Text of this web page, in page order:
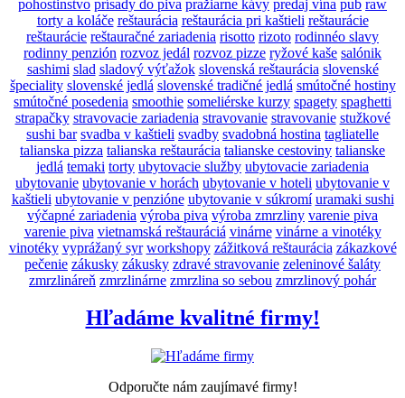
pohostinstvo prísady do piva pražiarne kávy predaj vína pub raw
torty a koláče reštaurácia reštaurácia pri kaštieli reštaurácie
reštaurácie reštauračné zariadenia risotto rizoto rodinnéo slavy
rodinny penzión rozvoz jedál rozvoz pizze ryžové kaše salónik
sashimi slad sladový výťažok slovenská reštaurácia slovenské
špeciality slovenské jedlá slovenské tradičné jedlá smútočné hostiny
smútočné posedenia smoothie someliérske kurzy spagety spaghetti
strapačky stravovacie zariadenia stravovanie stravovanie stužkové
sushi bar svadba v kaštieli svadby svadobná hostina tagliatelle
talianska pizza talianska reštaurácia talianske cestoviny talianske
jedlá temaki torty ubytovacie služby ubytovacie zariadenia
ubytovanie ubytovanie v horách ubytovanie v hoteli ubytovanie v
kaštieli ubytovanie v penzióne ubytovanie v súkromí uramaki sushi
výčapné zariadenia výroba piva výroba zmrzliny varenie piva
varenie piva vietnamská reštauráciá vinárne vinárne a vinotéky
vinotéky vyprážaný syr workshopy zážitková reštaurácia zákazkové
pečenie zákusky zákusky zdravé stravovanie zeleninové šaláty
zmrzlináreň zmrzlinárne zmrzlina so sebou zmrzlinový pohár
Hľadáme kvalitné firmy!
Odporučte nám zaujímavé firmy!